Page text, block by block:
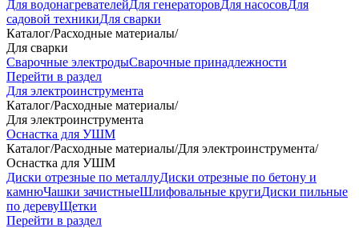
Для водонагревателейДля генераторовДля насосовДля
садовой техникиДля сварки
Каталог/Расходные материалы/
Для сварки
Сварочные электродыСварочные принадлежности
Перейти в раздел
Для электроинструмента
Каталог/Расходные материалы/
Для электроинструмента
Оснастка для УШМ
Каталог/Расходные материалы/Для электроинструмента/
Оснастка для УШМ
Диски отрезные по металлуДиски отрезные по бетону и
камнюЧашки зачистныеШлифовальные кругиДиски пильные
по деревуЩетки
Перейти в раздел